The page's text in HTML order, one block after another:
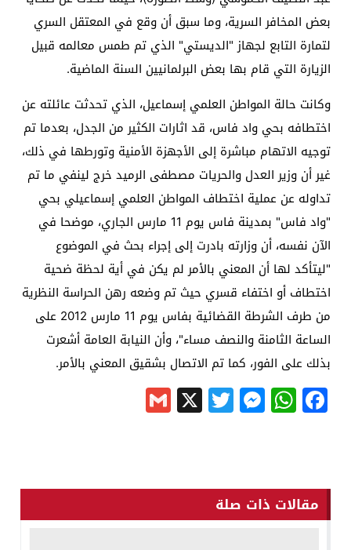
بعض المخافر السرية، وما سبق أن وقع في المعتقل السري
لتمارة التابع لجهاز "الديستي" الذي تم طمس معالمه قبيل
الزيارة التي قام بها بعض البرلمانيين السنة الماضية.
وكانت حالة المواطن العلمي إسماعيل، الذي تحدثت عائلته عن
اختطافه بحي واد فاس، قد اثارات الكثير من الجدل، بعدما تم
توجيه الاتهام مباشرة إلى الأجهزة الأمنية وتورطها في ذلك،
غير أن وزير العدل والحريات مصطفى الرميد خرج لينفي ما تم
تداوله عن عملية اختطاف المواطن العلمي إسماعيلي بحي
"واد فاس" بمدينة فاس يوم 11 مارس الجاري، موضحا في
الآن نفسه، أن وزارته بادرت إلى إجراء بحث في الموضوع
"ليتأكد لها أن المعني بالأمر لم يكن في أية لحظة ضحية
اختطاف أو اختفاء قسري حيث تم وضعه رهن الحراسة النظرية
من طرف الشرطة القضائية بفاس يوم 11 مارس 2012 على
الساعة الثامنة والنصف مساء"، وأن النيابة العامة أشعرت
بذلك على الفور، كما تم الاتصال بشقيق المعني بالأمر.
Facebook
WhatsApp
Messenger
Twitter
X
مقالات ذات صلة